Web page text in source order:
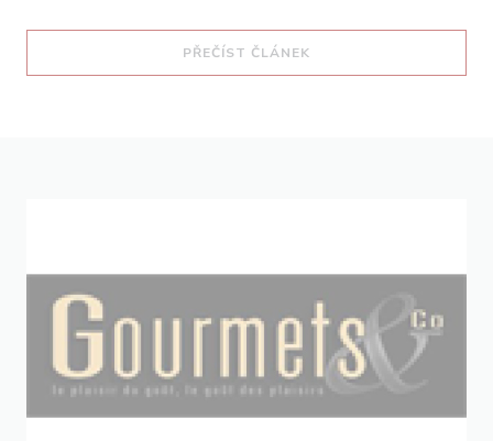
PŘEČÍST ČLÁNEK((OTEVŘE SE V NOVÉM